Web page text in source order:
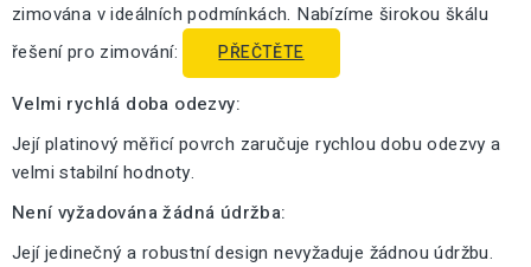
zimována v ideálních podmínkách. Nabízíme širokou škálu
řešení pro zimování:
PŘEČTĚTE
Velmi rychlá doba odezvy:
Její platinový měřicí povrch zaručuje rychlou dobu odezvy a
velmi stabilní hodnoty.
Není vyžadována žádná údržba:
Její jedinečný a robustní design nevyžaduje žádnou údržbu.